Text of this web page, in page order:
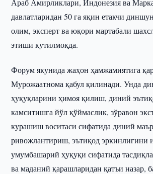
Араб Амирликлари, Индонезия ва
давлатларидан 50 га яқин етакчи
олим, эксперт ва юқори мартабали
этиши кутилмоқда.
Форум якунида жаҳон ҳамжамиятига
Мурожаатнома қабул қилинади. Унда
ҳуқуқларини ҳимоя қилиш, диний
камситишга йўл қўймаслик, зўравон
курашиш воситаси сифатида диний
ривожлантириш, эътиқод эркинлигини
умумбашарий ҳуқуқи сифатида
ва маданий қарашларидан қатъи назар,